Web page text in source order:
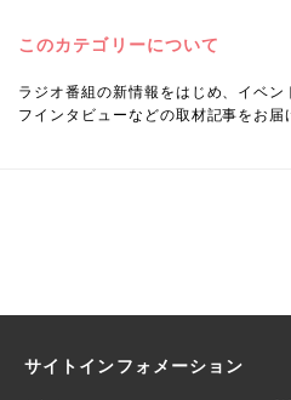
このカテゴリーについて
ラジオ番組の新情報をはじめ、イベ
フインタビューなどの取材記事をお届
サイトインフォメーション